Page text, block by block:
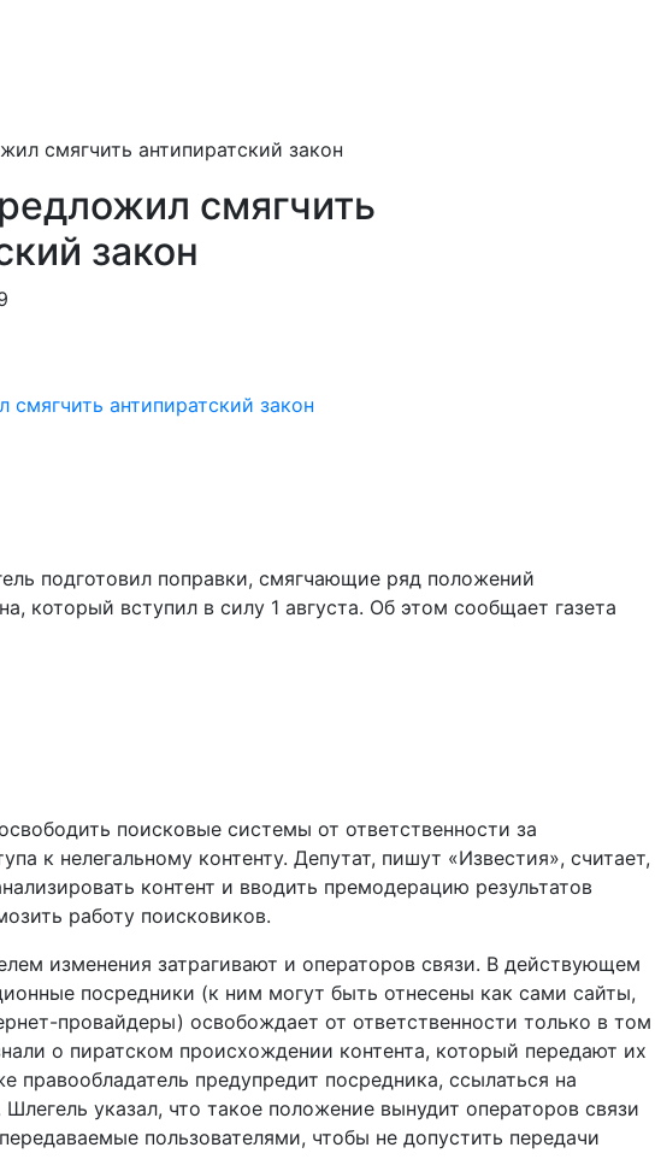
смягчить антипиратский закон
смягчить
закон
подготовил поправки, смягчающие ряд положений
который вступил в силу 1 августа. Об этом сообщает газета
поисковые системы от ответственности за
к нелегальному контенту. Депутат, пишут «Известия», считает,
контент и вводить премодерацию результатов
работу поисковиков.
изменения затрагивают и операторов связи. В действующем
посредники (к ним могут быть отнесены как сами сайты,
провайдеры) освобождает от ответственности только в том
о пиратском происхождении контента, который передают их
правообладатель предупредит посредника, ссылаться на
Шлегель указал, что такое положение вынудит операторов связи
пользователями, чтобы не допустить передачи